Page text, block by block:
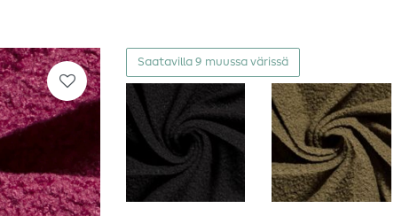
Saatavilla 9 muussa värissä